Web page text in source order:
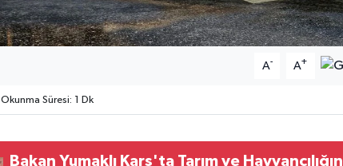
A- A+
Okunma Süresi: 1 Dk
Bakan Yumaklı Kars'ta Tarım ve Hayvancılığın